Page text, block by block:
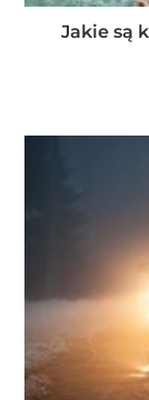
Jakie są